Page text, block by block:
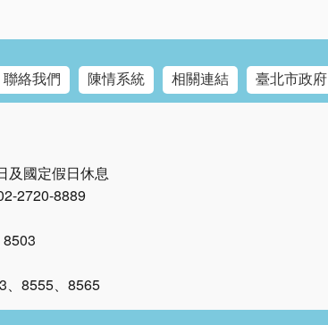
聯絡我們 陳情系統 相關連結 臺北市政府
及國定假日休息
2720-8889
8555、8565